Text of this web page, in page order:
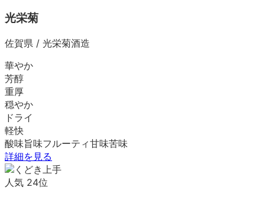
光栄菊
佐賀県 / 光栄菊酒造
華やか
芳醇
重厚
穏やか
ドライ
軽快
酸味旨味フルーティ甘味苦味
詳細を見る
人気 24位